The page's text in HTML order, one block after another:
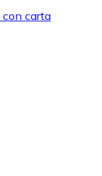
con carta